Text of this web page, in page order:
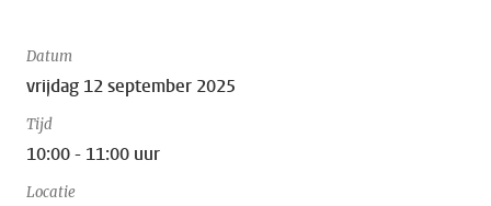
Datum
vrijdag 12 september 2025
Tijd
10:00 - 11:00 uur
Locatie